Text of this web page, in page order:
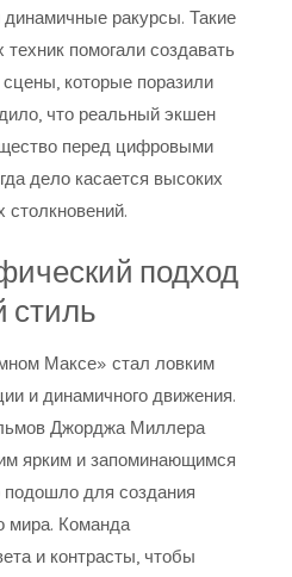
ракурсы. Такие
помогали создавать
которые поразили
что реальный экшен
перед цифровыми
дело касается высоких
столкновений.
подход
стиль
Максе» стал ловким
и динамичного движения.
Джорджа Миллера
ярким и запоминающимся
подошло для создания
мира. Команда
и контрасты, чтобы